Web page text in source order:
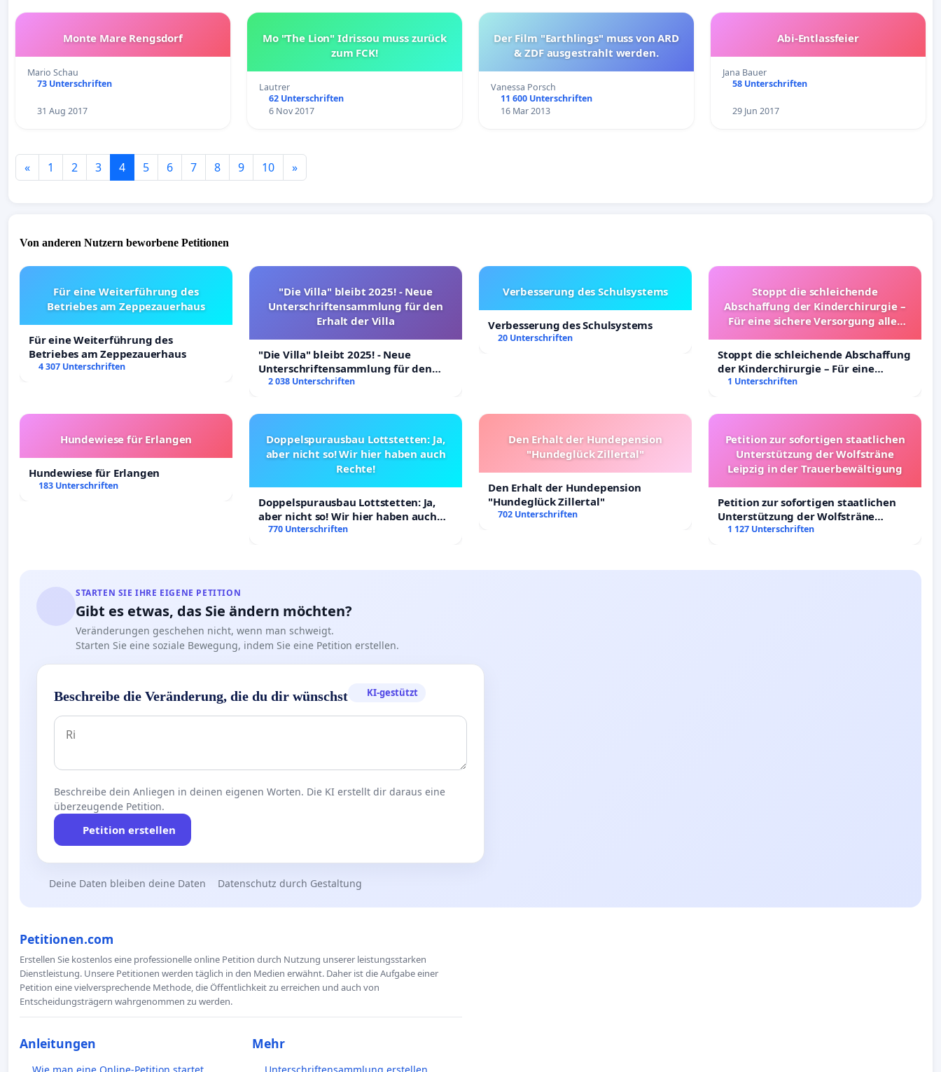
Monte Mare Rengsdorf
Mario Schau
73 Unterschriften
31 Aug 2017
Mo "The Lion" Idrissou muss zurück
zum FCK!
Lautrer
62 Unterschriften
6 Nov 2017
Der Film "Earthlings" muss von ARD
& ZDF ausgestrahlt werden.
Vanessa Porsch
11 600 Unterschriften
16 Mar 2013
Abi-Entlassfeier
Jana Bauer
58 Unterschriften
29 Jun 2017
« 1 2 3 4 5 6 7 8 9 10 »
Von anderen Nutzern beworbene Petitionen
Für eine Weiterführung des
Betriebes am Zeppezauerhaus
Für eine Weiterführung des
Betriebes am Zeppezauerhaus
4 307 Unterschriften
"Die Villa" bleibt 2025! - Neue
Unterschriftensammlung für den
Erhalt der Villa
"Die Villa" bleibt 2025! - Neue
Unterschriftensammlung für den
Erhalt der Villa
2 038 Unterschriften
Verbesserung des Schulsystems
Verbesserung des Schulsystems
20 Unterschriften
Stoppt die schleichende
Abschaffung der Kinderchirurgie –
Für eine sichere Versorgung aller
Stoppt die schleichende Abschaffung
der Kinderchirurgie – Für eine
sichere Versorgung aller Kinder in
1 Unterschriften
Hundewiese für Erlangen
Hundewiese für Erlangen
183 Unterschriften
Doppelspurausbau Lottstetten: Ja,
aber nicht so! Wir hier haben auch
Rechte!
Doppelspurausbau Lottstetten: Ja,
aber nicht so! Wir hier haben auch
Rechte!
770 Unterschriften
Den Erhalt der Hundepension
"Hundeglück Zillertal"
Den Erhalt der Hundepension
"Hundeglück Zillertal"
702 Unterschriften
Petition zur sofortigen staatlichen
Unterstützung der Wolfsträne
Leipzig in der Trauerbewältigung
Petition zur sofortigen staatlichen
Unterstützung der Wolfsträne
Leipzig in der Trauerbewältigung
1 127 Unterschriften
STARTEN SIE IHRE EIGENE PETITION
Gibt es etwas, das Sie ändern möchten?
Veränderungen geschehen nicht, wenn man schweigt.
Starten Sie eine soziale Bewegung, indem Sie eine Petition erstellen.
Beschreibe die Veränderung, die du dir wünschst KI-gestützt
Beschreibe dein Anliegen in deinen eigenen Worten. Die KI erstellt dir daraus eine
überzeugende Petition.
Petition erstellen
Deine Daten bleiben deine Daten Datenschutz durch Gestaltung
Petitionen.com
Erstellen Sie kostenlos eine professionelle online Petition durch Nutzung unserer leistungsstarken
Dienstleistung. Unsere Petitionen werden täglich in den Medien erwähnt. Daher ist die Aufgabe einer
Petition eine vielversprechende Methode, die Öffentlichkeit zu erreichen und auch von
Entscheidungsträgern wahrgenommen zu werden.
Anleitungen Mehr